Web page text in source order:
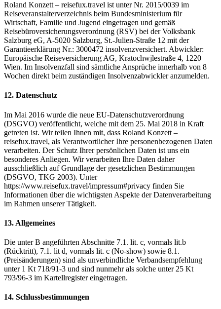
Roland Konzett – reisefux.travel ist unter Nr. 2015/0039 im
Reiseveranstalterverzeichnis beim Bundesministerium für
Wirtschaft, Familie und Jugend eingetragen und gemäß
Reisebüroversicherungsverordnung (RSV) bei der Volksbank
Salzburg eG, A-5020 Salzburg, St.-Julien-Straße 12 mit der
Garantieerklärung Nr.: 3000472 insolvenzversichert. Abwickler:
Europäische Reiseversicherung AG, Kratochwjlestraße 4, 1220
Wien. Im Insolvenzfall sind sämtliche Ansprüche innerhalb von 8
Wochen direkt beim zuständigen Insolvenzabwickler anzumelden.
12. Datenschutz
Im Mai 2016 wurde die neue EU-Datenschutzverordnung
(DSGVO) veröffentlicht, welche mit dem 25. Mai 2018 in Kraft
getreten ist. Wir teilen Ihnen mit, dass Roland Konzett –
reisefux.travel, als Verantwortlicher Ihre personenbezogenen Daten
verarbeiten. Der Schutz Ihrer persönlichen Daten ist uns ein
besonderes Anliegen. Wir verarbeiten Ihre Daten daher
ausschließlich auf Grundlage der gesetzlichen Bestimmungen
(DSGVO, TKG 2003). Unter
https://www.reisefux.travel/impressum#privacy finden Sie
Informationen über die wichtigsten Aspekte der Datenverarbeitung
im Rahmen unserer Tätigkeit.
13. Allgemeines
Die unter B angeführten Abschnitte 7.1. lit. c, vormals lit.b
(Rücktritt), 7.1. lit d, vormals lit. c (No-show) sowie 8.1.
(Preisänderungen) sind als unverbindliche Verbandsempfehlung
unter 1 Kt 718/91-3 und sind nunmehr als solche unter 25 Kt
793/96-3 im Kartellregister eingetragen.
14. Schlussbestimmungen